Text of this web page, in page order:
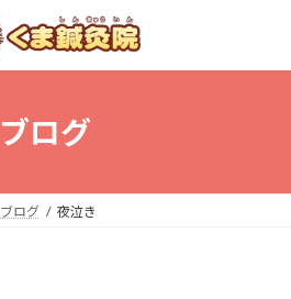
ブログ
ブログ 夜泣き